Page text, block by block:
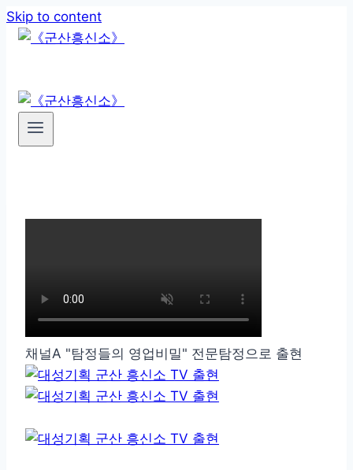
Skip to content
채널A "탐정들의 영업비밀" 전문탐정으로 출현